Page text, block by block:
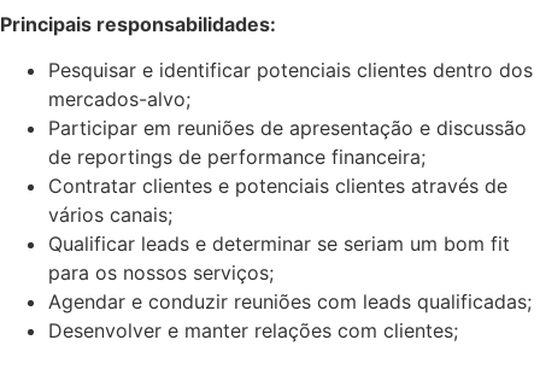
Principais responsabilidades:
Pesquisar e identificar potenciais clientes dentro dos
mercados-alvo;
Participar em reuniões de apresentação e discussão
de reportings de performance financeira;
Contratar clientes e potenciais clientes através de
vários canais;
Qualificar leads e determinar se seriam um bom fit
para os nossos serviços;
Agendar e conduzir reuniões com leads qualificadas;
Desenvolver e manter relações com clientes;